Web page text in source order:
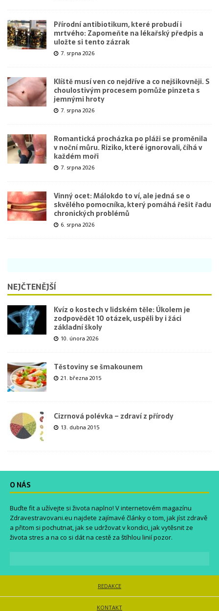
Přírodní antibiotikum, které probudí i
mrtvého: Zapomeňte na lékařský předpis a
uložte si tento zázrak
7. srpna 2026
Klíště musí ven co nejdříve a co nejšikovněji. S
choulostivým procesem pomůže pinzeta s
jemnými hroty
7. srpna 2026
Romantická procházka po pláži se proměnila
v noční můru. Riziko, které ignorovali, číhá v
každém moři
7. srpna 2026
Vinný ocet: Málokdo to ví, ale jedná se o
skvělého pomocníka, který pomáhá řešit řadu
chronických problémů
6. srpna 2026
NEJČTENĚJŠÍ
Kvíz o kostech v lidském těle: Úkolem je
zodpovědět 10 otázek, uspěli by i žáci
základní školy
10. února 2026
Těstoviny se šmakounem
21. března 2015
Cizrnová polévka – zdraví z přírody
13. dubna 2015
O NÁS
Buďte fit a užívejte si života naplno! V internetovém magazínu
Zdravestravovani.eu najdete zajímavé články o tom, jak jíst zdravě
a přitom si pochutnat, jak se udržovat v kondici, jak vytěsnit ze
života stres a na co si dát na cestě za štíhlou linií pozor.
REDAKCE
KONTAKT